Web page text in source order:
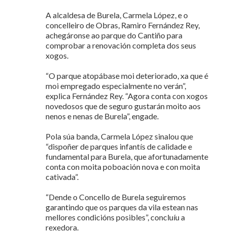
A alcaldesa de Burela, Carmela López, e o
concelleiro de Obras, Ramiro Fernández Rey,
achegáronse ao parque do Cantiño para
comprobar a renovación completa dos seus
xogos.
“O parque atopábase moi deteriorado, xa que é
moi empregado especialmente no verán”,
explica Fernández Rey. “Agora conta con xogos
novedosos que de seguro gustarán moito aos
nenos e nenas de Burela”, engade.
Pola súa banda, Carmela López sinalou que
“dispoñer de parques infantís de calidade e
fundamental para Burela, que afortunadamente
conta con moita poboación nova e con moita
cativada”.
“Dende o Concello de Burela seguiremos
garantindo que os parques da vila estean nas
mellores condicións posibles”, concluíu a
rexedora.